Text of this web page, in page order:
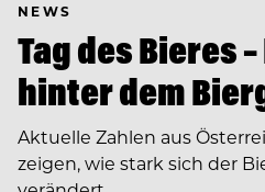
NEWS
Tag des Bieres
hinter dem
Aktuelle Zahlen aus
zeigen, wie stark sich der